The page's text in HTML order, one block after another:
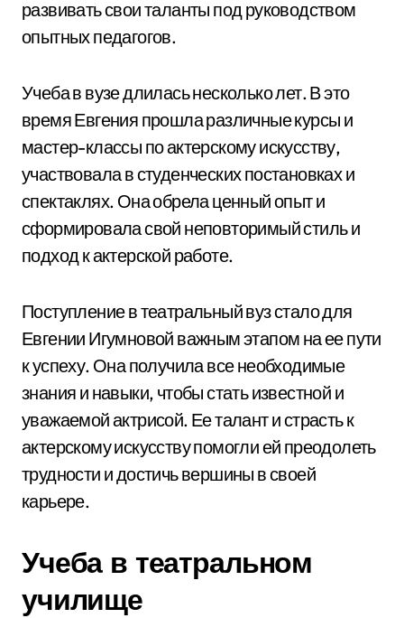
развивать свои таланты под руководством
опытных педагогов.
Учеба в вузе длилась несколько лет. В это
время Евгения прошла различные курсы и
мастер-классы по актерскому искусству,
участвовала в студенческих постановках и
спектаклях. Она обрела ценный опыт и
сформировала свой неповторимый стиль и
подход к актерской работе.
Поступление в театральный вуз стало для
Евгении Игумновой важным этапом на ее пути
к успеху. Она получила все необходимые
знания и навыки, чтобы стать известной и
уважаемой актрисой. Ее талант и страсть к
актерскому искусству помогли ей преодолеть
трудности и достичь вершины в своей
карьере.
Учеба в театральном
училище